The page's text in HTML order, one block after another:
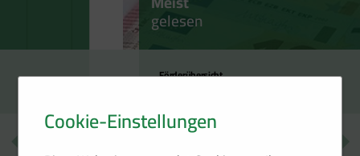
Förderübersicht
Cookie-Einstellungen